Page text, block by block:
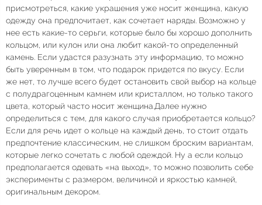
присмотреться, какие украшения уже носит женщина, какую
одежду она предпочитает, как сочетает наряды. Возможно у
нее есть какие-то серьги, которые было бы хорошо дополнить
кольцом, или кулон или она любит какой-то определенный
камень. Если удастся разузнать эту информацию, то можно
быть уверенным в том, что подарок придется по вкусу. Если
же нет, то лучше всего будет остановить свой выбор на кольце
с полудрагоценным камнем или кристаллом, но только такого
цвета, который часто носит женщина.Далее нужно
определиться с тем, для какого случая приобретается кольцо?
Если для речь идет о кольце на каждый день, то стоит отдать
предпочтение классическим, не слишком броским вариантам,
которые легко сочетать с любой одеждой. Ну а если кольцо
предполагается одевать «на выход», то можно позволить себе
эксперименты с размером, величиной и яркостью камней,
оригинальным декором.